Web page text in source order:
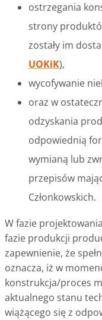
ostrzegania
strony
zostały im
UOKiK),
wycofywanie
oraz w
odzyskania
odpowiednią
wymianą lub
przepisów
Członkowskich.
W fazie
fazie produkcji
zapewnienie, że
oznacza, iż w
konstrukcja/proces
aktualnego stanu
wiążącego się z